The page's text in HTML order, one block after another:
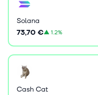
Solana
73,70 €▲1.2%
Cash Cat